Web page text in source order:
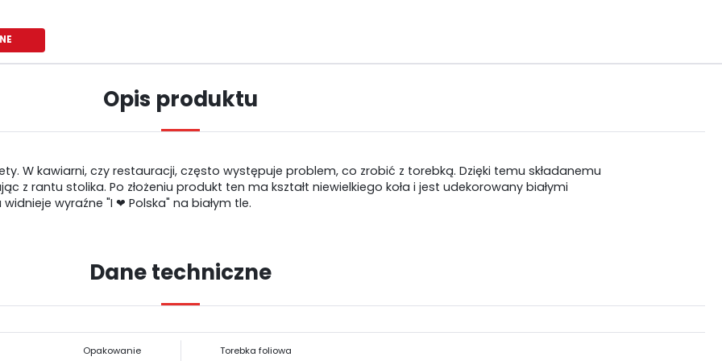
Opis produktu
W kawiarni, czy restauracji, często występuje problem, co zrobić z torebką. Dzięki temu składanemu
z rantu stolika. Po złożeniu produkt ten ma kształt niewielkiego koła i jest udekorowany białymi
wyraźne "I ❤ Polska" na białym tle.
Dane techniczne
Opakowanie Torebka foliowa
USTAWIENIA
Twoją prywatność. Możesz zmienić ustawienia cookies lub
ustawień.